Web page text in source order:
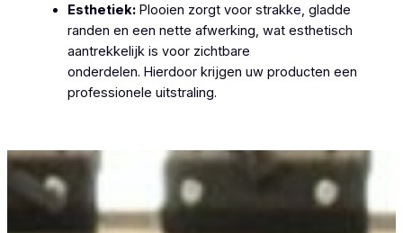
Esthetiek:Plooien zorgt voor strakke, gladde
randen en een nette afwerking, wat esthetisch
aantrekkelijk is voor zichtbare
onderdelen. Hierdoor krijgen uw producten een
professionele uitstraling.